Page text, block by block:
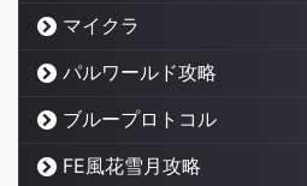
マイクラ
パルワールド攻略
ブループロトコル
FE風花雪月攻略